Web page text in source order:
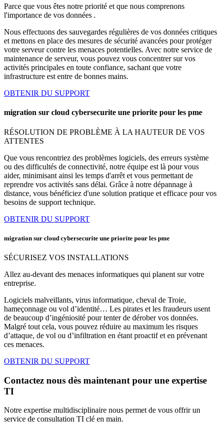
Parce que vous êtes notre priorité et que nous comprenons
l'importance de vos données .
Nous effectuons des sauvegardes régulières de vos données critiques
et mettons en place des mesures de sécurité avancées pour protéger
votre serveur contre les menaces potentielles. Avec notre service de
maintenance de serveur, vous pouvez vous concentrer sur vos
activités principales en toute confiance, sachant que votre
infrastructure est entre de bonnes mains.
OBTENIR DU SUPPORT
migration sur cloud cybersecurite une priorite pour les pme
RÉSOLUTION DE PROBLÈME À LA HAUTEUR DE VOS
ATTENTES
Que vous rencontriez des problèmes logiciels, des erreurs système
ou des difficultés de connectivité, notre équipe est là pour vous
aider, minimisant ainsi les temps d'arrêt et vous permettant de
reprendre vos activités sans délai. Grâce à notre dépannage à
distance, vous bénéficiez d'une solution pratique et efficace pour vos
besoins de support technique.
OBTENIR DU SUPPORT
migration sur cloud cybersecurite une priorite pour les pme
SÉCURISEZ VOS INSTALLATIONS
Allez au-devant des menaces informatiques qui planent sur votre
entreprise.
Logiciels malveillants, virus informatique, cheval de Troie,
hameçonnage ou vol d’identité… Les pirates et les fraudeurs usent
de beaucoup d’ingéniosité pour tenter de dérober vos données.
Malgré tout cela, vous pouvez réduire au maximum les risques
d’attaque, de vol ou d’infiltration en étant proactif et en prévenant
ces menaces.
OBTENIR DU SUPPORT
Contactez nous dès maintenant pour une expertise
TI
Notre expertise multidisciplinaire nous permet de vous offrir un
service de consultation TI clé en main.